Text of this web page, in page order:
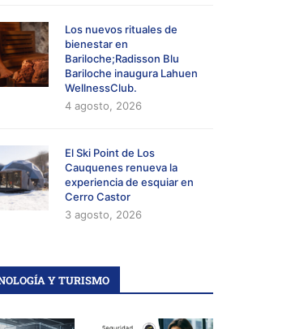
Los nuevos rituales de
bienestar en
Bariloche;Radisson Blu
Bariloche inaugura Lahuen
WellnessClub.
4 agosto, 2026
El Ski Point de Los
Cauquenes renueva la
experiencia de esquiar en
Cerro Castor
3 agosto, 2026
Y TURISMO